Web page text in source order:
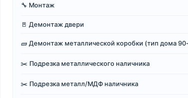
🔧 Монтаж
🚪 Демонтаж двери
🧱 Демонтаж металлической коробки (тип дома
✂️ Подрезка металлического наличника
✂️ Подрезка металл/МДФ наличника